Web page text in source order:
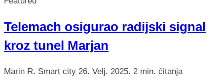
Telemach osigurao radijski signal
kroz tunel Marjan
Marin R. Smart city 26. Velj. 2025. 2 min. čitanja